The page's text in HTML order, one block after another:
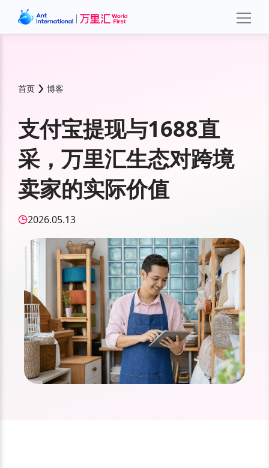
首页 博客
支付宝提现与1688直
采，万里汇生态对跨境
卖家的实际价值
2026.05.13